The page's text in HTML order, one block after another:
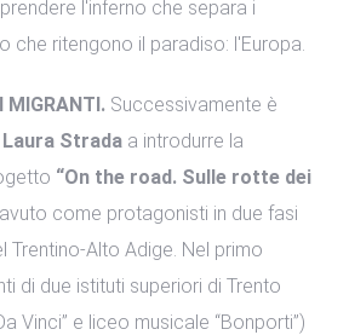
l'inferno che separa i
che ritengono il paradiso: l'Europa.
MIGRANTI. Successivamente è
Laura Strada a introdurre la
“On the road. Sulle rotte dei
come protagonisti in due fasi
Trentino-Alto Adige. Nel primo
di due istituti superiori di Trento
Vinci” e liceo musicale “Bonporti”)